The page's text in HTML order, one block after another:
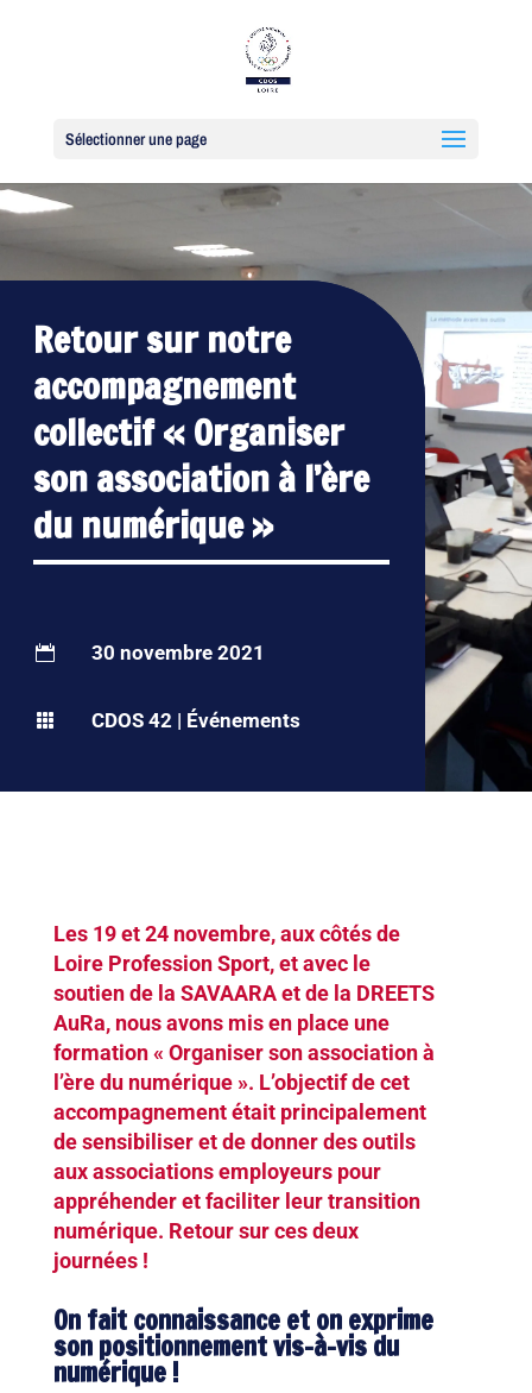
Sélectionner une page
Retour sur notre
accompagnement
collectif « Organiser
son association à l’ère
du numérique »
 30 novembre 2021
 CDOS 42 | Événements
Les 19 et 24 novembre, aux côtés de
Loire Profession Sport, et avec le
soutien de la SAVAARA et de la DREETS
AuRa, nous avons mis en place une
formation « Organiser son association à
l’ère du numérique ». L’objectif de cet
accompagnement était principalement
de sensibiliser et de donner des outils
aux associations employeurs pour
appréhender et faciliter leur transition
numérique. Retour sur ces deux
journées !
On fait connaissance et on exprime
son positionnement vis-à-vis du
numérique !